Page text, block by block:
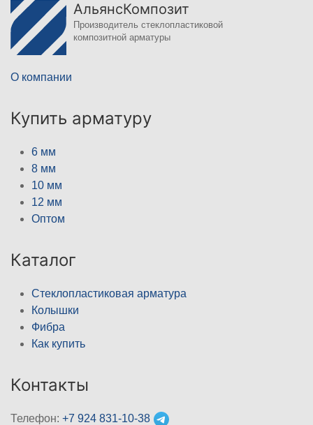
АльянсКомпозит
Производитель стеклопластиковой
композитной арматуры
О компании
Купить арматуру
6 мм
8 мм
10 мм
12 мм
Оптом
Каталог
Стеклопластиковая арматура
Колышки
Фибра
Как купить
Контакты
Телефон: +7 924 831-10-38